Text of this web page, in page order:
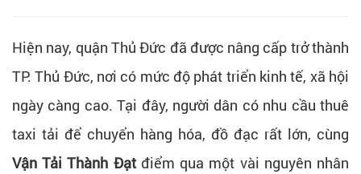
Hiện nay, quận Thủ Đức đã được nâng cấp trở thành
TP. Thủ Đức, nơi có mức độ phát triển kinh tế, xã hội
ngày càng cao. Tại đây, người dân có nhu cầu thuê
taxi tải để chuyển hàng hóa, đồ đạc rất lớn, cùng
Vận Tải Thành Đạtđiểm qua một vài nguyên nhân